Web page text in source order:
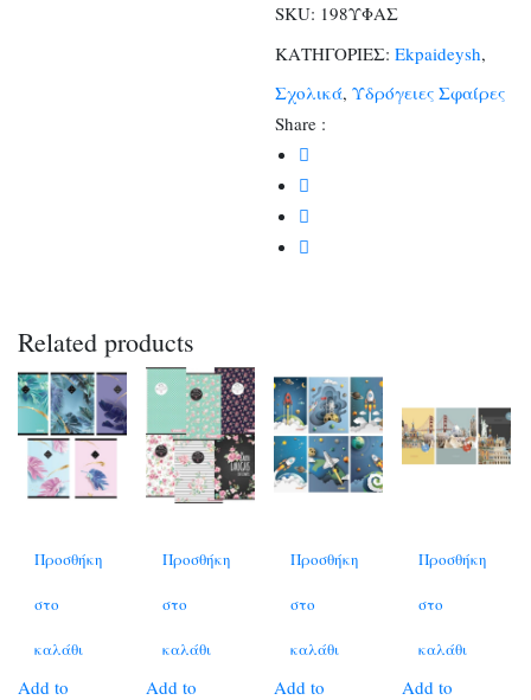
SKU: 198ΥΦΑΣ
ΚΑΤΗΓΟΡΙΕΣ: Ekpaideysh,
Σχολικά,Υδρόγειες Σφαίρες
Share :
Related products
Προσθήκη
στο
καλάθι
Add to
Προσθήκη
στο
καλάθι
Add to
Προσθήκη
στο
καλάθι
Add to
Προσθήκη
στο
καλάθι
Add to